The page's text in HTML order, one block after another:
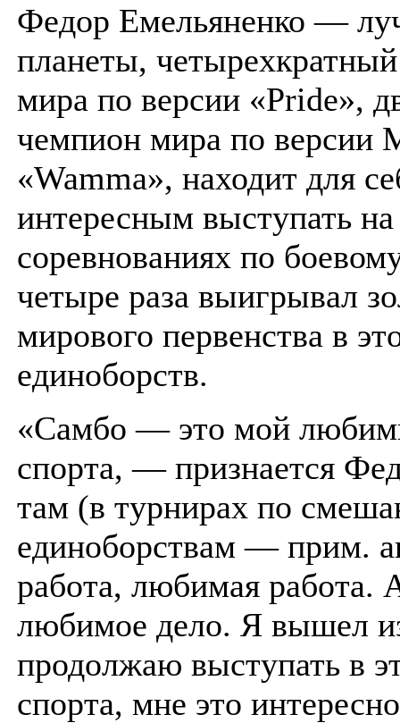
Федор Емельяненко —
планеты,
мира по версии «Pride»,
чемпион мира по версии
«Wamma», находит для
интересным выступать на
соревнованиях по
четыре раза выигрывал
мирового первенства в
единоборств.
«Самбо — это мой
спорта, — признается
там (в турнирах по
единоборствам — прим.
работа, любимая работа.
любимое дело. Я вышел
продолжаю выступать в
спорта, мне это